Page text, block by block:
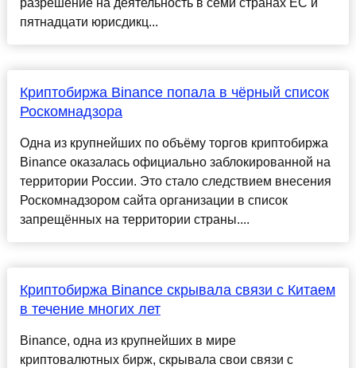
разрешение на деятельность в семи странах ЕС и
пятнадцати юрисдикц...
Криптобиржа Binance попала в чёрный список
Роскомнадзора
Одна из крупнейших по объёму торгов криптобиржа
Binance оказалась официально заблокированной на
территории России. Это стало следствием внесения
Роскомнадзором сайта организации в список
запрещённых на территории страны....
Криптобиржа Binance скрывала связи с Китаем
в течение многих лет
Binance, одна из крупнейших в мире
криптовалютных бирж, скрывала свои связи с